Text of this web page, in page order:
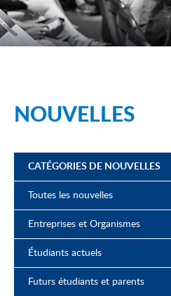
NOUVELLES
CATÉGORIES DE NOUVELLES
Toutes les nouvelles
Entreprises et Organismes
Étudiants actuels
Futurs étudiants et parents